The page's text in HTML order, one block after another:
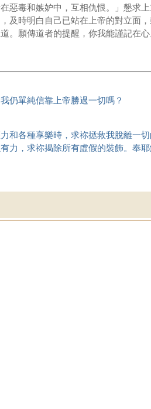
惡毒和嫉妒中，互相仇恨。」懇求
及時明白自己已站在上帝的對立面
。願傳道者的提醒，你我能謹記在
仍單純信靠上帝勝過一切嗎？
和各種享樂時，求祢拯救我脫離一
力，求祢揭除所有虛假的裝飾。奉